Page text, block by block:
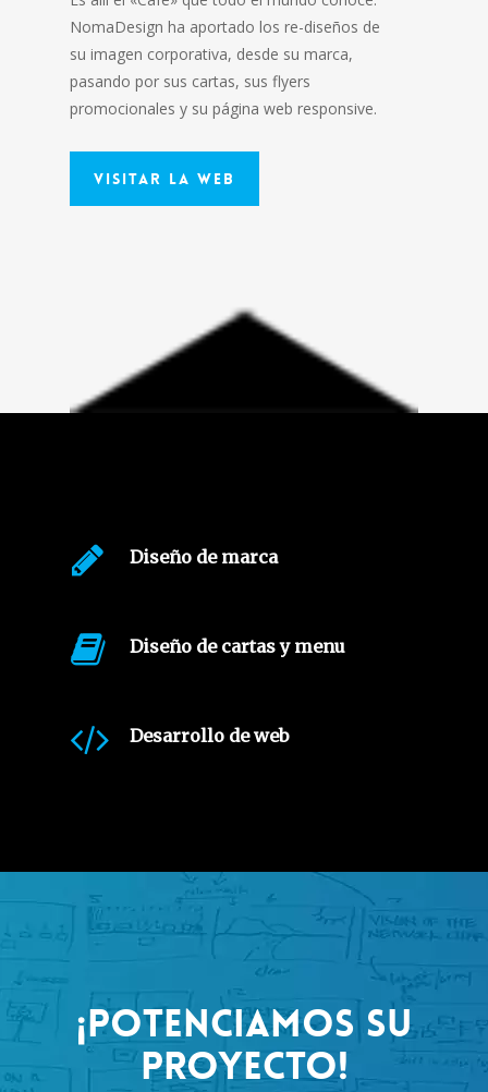
NomaDesign ha aportado los re-diseños de
su imagen corporativa, desde su marca,
pasando por sus cartas, sus flyers
promocionales y su página web responsive.
Visitar la Web
Diseño de marca
Diseño de cartas y menu
Desarrollo de web
¡POTENCIAMOS SU
PROYECTO!